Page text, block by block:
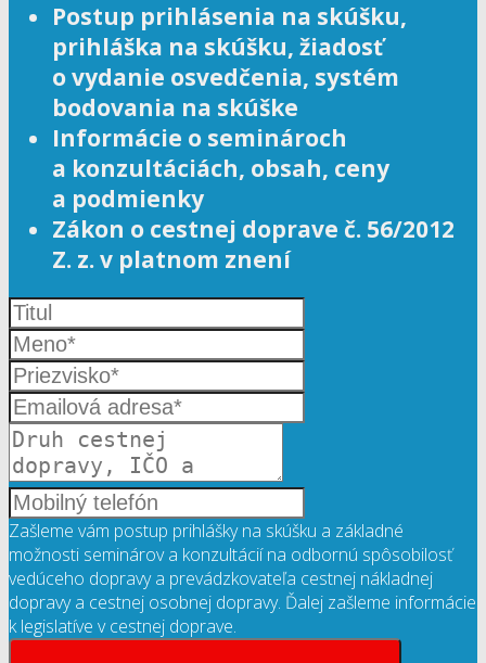
Postup prihlásenia na skúšku,
prihláška na skúšku, žiadosť
o vydanie osvedčenia, systém
bodovania na skúške
Informácie o seminároch
a konzultáciách, obsah, ceny
a podmienky
Zákon o cestnej doprave č. 56/2012
Z. z. v platnom znení
Zašleme vám postup prihlášky na skúšku a základné
možnosti seminárov a konzultácií na odbornú spôsobilosť
vedúceho dopravy a prevádzkovateľa cestnej nákladnej
dopravy a cestnej osobnej dopravy. Ďalej zašleme informácie
k legislatíve v cestnej doprave.